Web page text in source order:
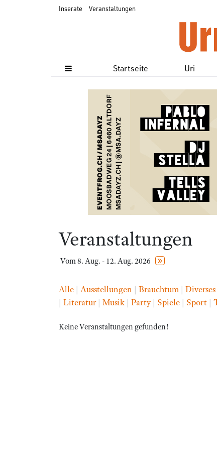
Inserate Veranstaltungen
Startseite Uri
Veranstaltungen
Vom 8. Aug. - 12. Aug. 2026
Alle | Ausstellungen | Brauchtum | Diverses
| Literatur| Musik | Party| Spiele | Sport |
Keine Veranstaltungen gefunden!